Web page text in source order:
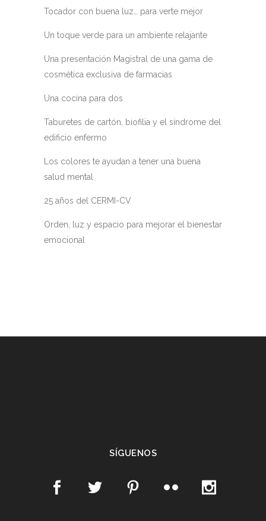
Tocador con buena luz… para verte mejor
Un toque verde para un ambiente relajante
Una presentación Magistral de una gama de
cosmética exclusiva de farmacias
Una cocina para dos
Taburetes de cartón, biofilia y el síndrome del
edificio enfermo
Los colores te ayudan a tener una buena
salud mental
25 años del CERMI-CV
Orden, luz y espacio para mejorar el bienestar
emocional
SÍGUENOS